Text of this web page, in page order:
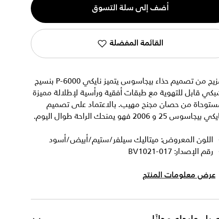
أضف إلى سلة التسوق
القائمة المفضلة
مزيج من تصميم حذاء بيجاسوس يتميز نايكي P-6000 بنسيج
قابل للتهوية مع طبقات أفقية ورأسية لإطلالة مميزة
من حصان مجنح مهيب. بالاعتماد على تصميم
بيجاسوس 25 و 2006 فهو يمنحك الراحة طوال اليوم.
اللون المعروض: ميتاليك سيلفر/ستيم/أبيض/أسود
رقم الإصدار: BV1021-017
عرض معلومات المنتج